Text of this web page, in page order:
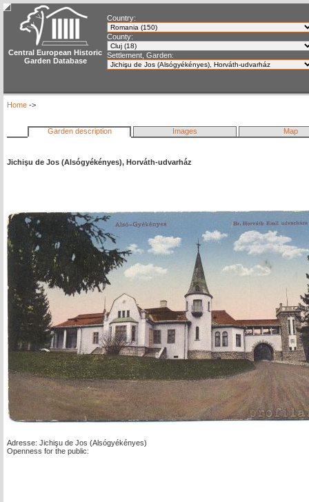
Central European Historic
Garden Database
Country:
County:
Settlement, Garden:
Home ->
Garden description Images Map
Jichişu de Jos (Alsógyékényes), Horváth-udvarház
Adresse: Jichişu de Jos (Alsógyékényes)
Openness for the public: